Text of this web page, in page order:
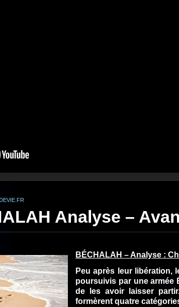
Analyse –
BÉCHALAH – Analyse :
Peu après leur libération,
poursuivis par une armée
de les avoir laisser
formèrent quatre